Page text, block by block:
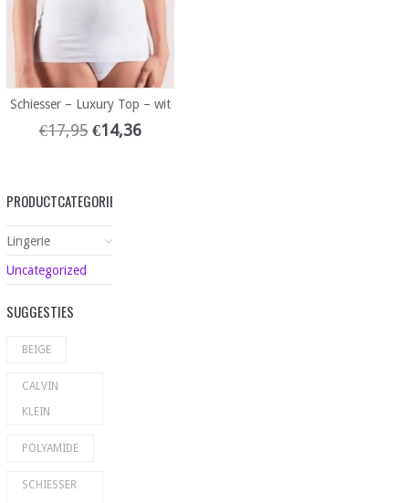
Schiesser – Luxury Top – wit
€17,95 €14,36
PRODUCTCATEGORIEËN
Lingerie
Uncategorized
SUGGESTIES
BEIGE
CALVIN
KLEIN
POLYAMIDE
SCHIESSER